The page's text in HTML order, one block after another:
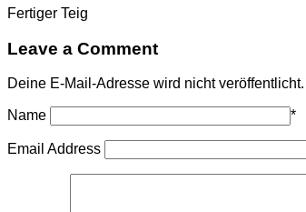
Fertiger Teig
Leave a Comment
Deine E-Mail-Adresse wird nicht veröffentlicht.
Name *
Email Address